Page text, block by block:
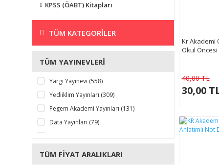
KPSS (ÖABT) Kitapları
TÜM KATEGORILER
TÜM YAYINEVLERI
Yargı Yayınevi (558)
Yediiklim Yayınları (309)
Pegem Akademi Yayınları (131)
Data Yayınları (79)
Pelikan Kitabevi (33)
TÜM FIYAT ARALIKLARI
Kr Akademi
Okul
40,00 TL
30,00